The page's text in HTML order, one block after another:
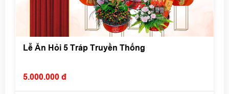
Lễ Ăn Hỏi 5 Tráp Truyền Thống
5.000.000 đ